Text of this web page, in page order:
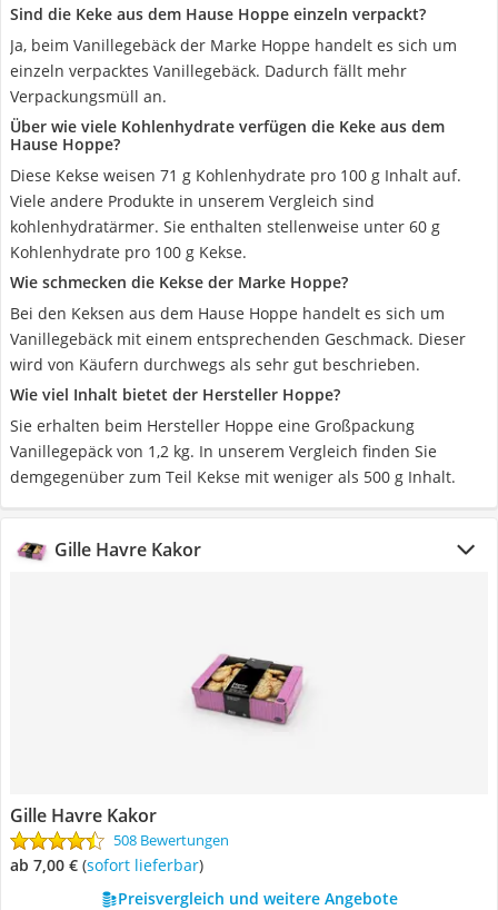
Sind die Keke aus dem Hause Hoppe einzeln verpackt?
Ja, beim Vanillegebäck der Marke Hoppe handelt es sich um
einzeln verpacktes Vanillegebäck. Dadurch fällt mehr
Verpackungsmüll an.
Über wie viele Kohlenhydrate verfügen die Keke aus dem
Hause Hoppe?
Diese Kekse weisen 71 g Kohlenhydrate pro 100 g Inhalt auf.
Viele andere Produkte in unserem Vergleich sind
kohlenhydratärmer. Sie enthalten stellenweise unter 60 g
Kohlenhydrate pro 100 g Kekse.
Wie schmecken die Kekse der Marke Hoppe?
Bei den Keksen aus dem Hause Hoppe handelt es sich um
Vanillegebäck mit einem entsprechenden Geschmack. Dieser
wird von Käufern durchwegs als sehr gut beschrieben.
Wie viel Inhalt bietet der Hersteller Hoppe?
Sie erhalten beim Hersteller Hoppe eine Großpackung
Vanillegepäck von 1,2 kg. In unserem Vergleich finden Sie
demgegenüber zum Teil Kekse mit weniger als 500 g Inhalt.
Gille Havre Kakor
Gille Havre Kakor
508 Bewertungen
ab 7,00 € ( Sofort lieferbar)
Preisvergleich und weitere Angebote